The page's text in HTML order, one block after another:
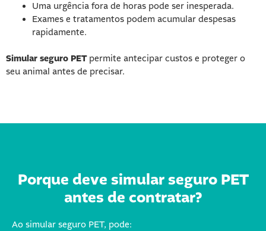
Uma urgência fora de horas pode ser inesperada.
Exames e tratamentos podem acumular despesas
rapidamente.
Simular seguro PETpermite antecipar custos e proteger o
seu animal antes de precisar.
Porque deve simular seguro PET
antes de contratar?
Ao simular seguro PET, pode: